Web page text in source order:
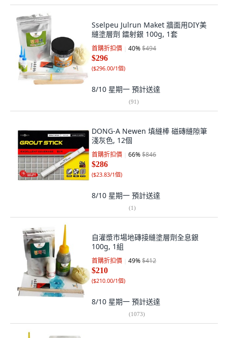
Sselpeu Julrun Maket 牆面用DIY美
縫塗層劑 鐳射銀 100g, 1套
首購折扣價 40%$494
$296
($296.00/1個)
8/10 星期一 預計送達
(91)
DONG-A Newen 填縫棒 磁磚縫隙筆
淺灰色, 12個
首購折扣價 66%$846
$286
($23.83/1個)
8/10 星期一 預計送達
(1)
自灌漿市場地磚接縫塗層劑全息銀
100g, 1組
首購折扣價 49%$412
$210
($210.00/1個)
8/10 星期一 預計送達
(1073)